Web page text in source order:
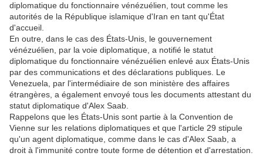
diplomatique du fonctionnaire vénézuélien, tout comme les
autorités de la République islamique d'Iran en tant qu'État
d'accueil.
En outre, dans le cas des États-Unis, le gouvernement
vénézuélien, par la voie diplomatique, a notifié le statut
diplomatique du fonctionnaire vénézuélien enlevé aux États-Unis
par des communications et des déclarations publiques. Le
Venezuela, par l'intermédiaire de son ministère des affaires
étrangères, a également envoyé tous les documents attestant du
statut diplomatique d'Alex Saab.
Rappelons que les États-Unis sont partie à la Convention de
Vienne sur les relations diplomatiques et que l'article 29 stipule
qu'un agent diplomatique, comme dans le cas d'Alex Saab, a
droit à l'immunité contre toute forme de détention et d'arrestation.